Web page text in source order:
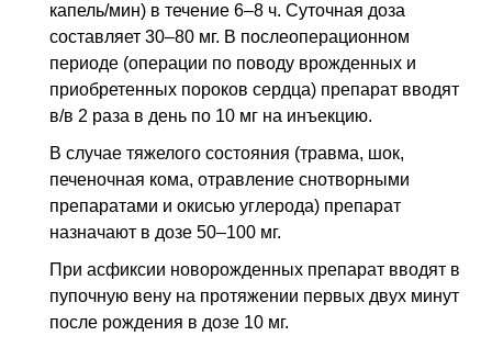
капель/мин) в течение 6–8 ч. Суточная доза
составляет 30–80 мг. В послеоперационном
периоде (операции по поводу врожденных и
приобретенных пороков сердца) препарат вводят
в/в 2 раза в день по 10 мг на инъекцию.
В случае тяжелого состояния (травма, шок,
печеночная кома, отравление снотворными
препаратами и окисью углерода) препарат
назначают в дозе 50–100 мг.
При асфиксии новорожденных препарат вводят в
пупочную вену на протяжении первых двух минут
после рождения в дозе 10 мг.